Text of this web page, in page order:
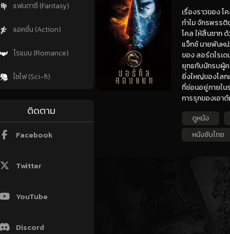
แฟนตาซี (Fantasy)
แอคชั่น (Action)
โรแมน (Romance)
ไซไฟ (Sci-fi)
ติดตาม
Facebook
Twitter
YouTube
Discord
เรื่องราวของ
ทำไม จักรพรร
โคล ให้สิ้นซาก
แจ็กซ์ นายพันห
ของ ลอร์ดไรเ
ยุทธกับนักรบผู้ค
ยิ่งใหญ่ของโลก
ที่ซ่อนอยู่ภายใน
การรุกของเอา
ดูหนัง
หนังซับไทย